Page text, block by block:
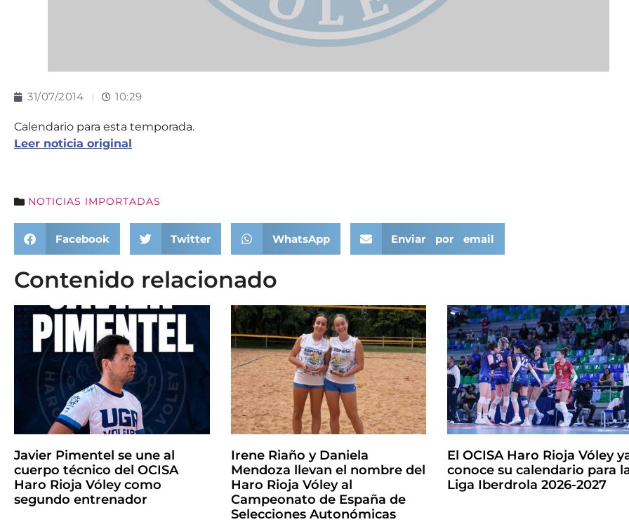
31/07/2014 10:29
Calendario para esta temporada.
Leer noticia original
NOTICIAS IMPORTADAS
Facebook Twitter WhatsApp Enviar por email
Contenido relacionado
Javier Pimentel se une al
cuerpo técnico del OCISA
Haro Rioja Vóley como
segundo entrenador
Irene Riaño y Daniela
Mendoza llevan el nombre del
Haro Rioja Vóley al
Campeonato de España de
Selecciones Autonómicas
El OCISA Haro Rioja Vóley
conoce su calendario para
Liga Iberdrola 2026-2027